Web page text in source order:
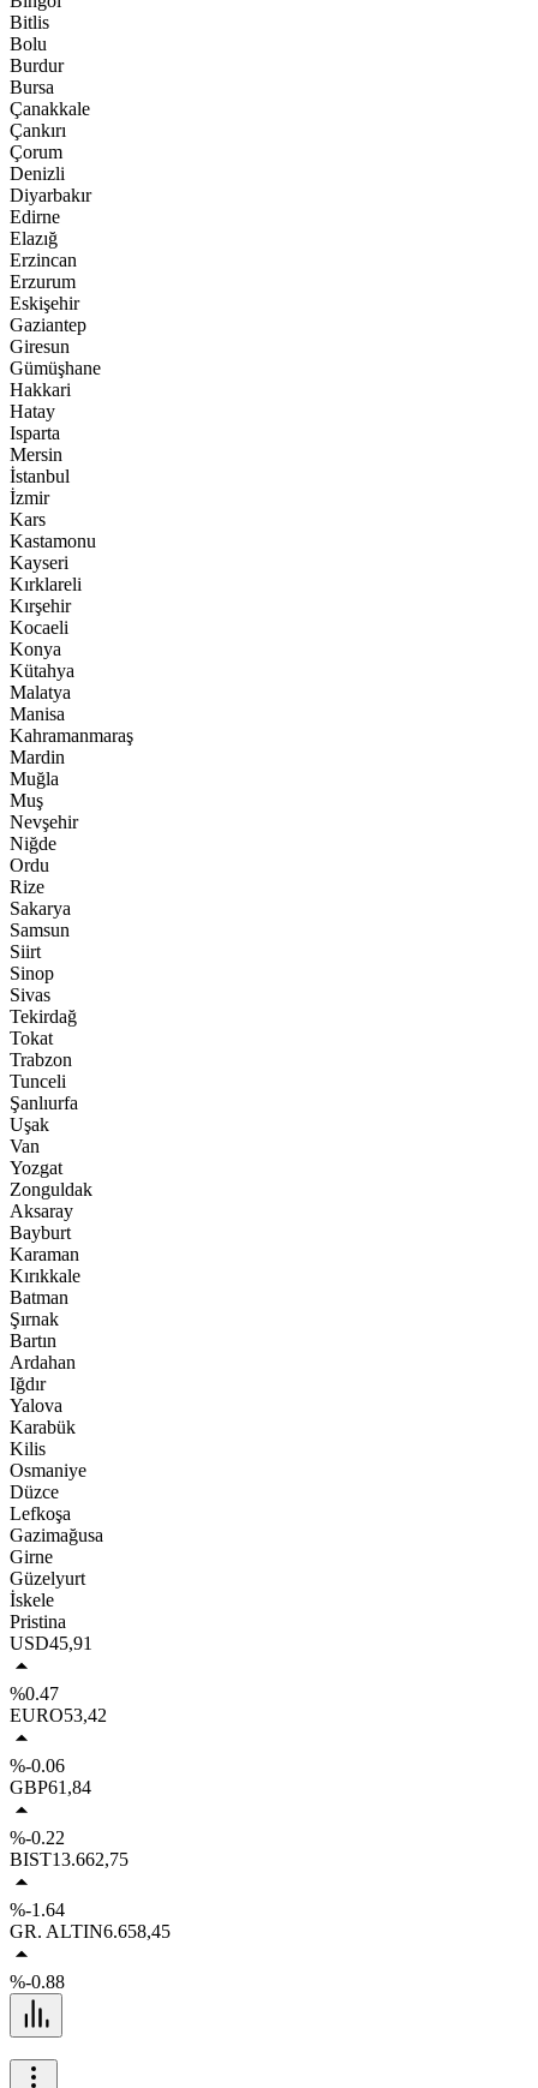
Bitlis
Bolu
Burdur
Bursa
Çanakkale
Çankırı
Çorum
Denizli
Diyarbakır
Edirne
Elazığ
Erzincan
Erzurum
Eskişehir
Gaziantep
Giresun
Gümüşhane
Hakkari
Hatay
Isparta
Mersin
İstanbul
İzmir
Kars
Kastamonu
Kayseri
Kırklareli
Kırşehir
Kocaeli
Konya
Kütahya
Malatya
Manisa
Kahramanmaraş
Mardin
Muğla
Muş
Nevşehir
Niğde
Ordu
Rize
Sakarya
Samsun
Siirt
Sinop
Sivas
Tekirdağ
Tokat
Trabzon
Tunceli
Şanlıurfa
Uşak
Van
Yozgat
Zonguldak
Aksaray
Bayburt
Karaman
Kırıkkale
Batman
Şırnak
Bartın
Ardahan
Iğdır
Yalova
Karabük
Kilis
Osmaniye
Düzce
Lefkoşa
Gazimağusa
Girne
Güzelyurt
İskele
Pristina
USD45,91
%0.47
EURO53,42
%-0.06
GBP61,84
%-0.22
BIST13.662,75
%-1.64
GR. ALTIN6.658,45
%-0.88